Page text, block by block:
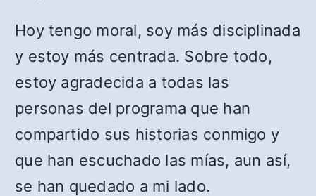
Hoy tengo moral, soy más disciplinada
y estoy más centrada. Sobre todo,
estoy agradecida a todas las
personas del programa que han
compartido sus historias conmigo y
que han escuchado las mías, aun así,
se han quedado a mi lado.